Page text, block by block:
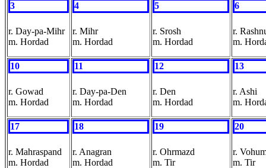
3
r. Day-pa-Mihr
m. Hordad
4
r. Mihr
m. Hordad
5
r. Srosh
m. Hordad
6
r.
m.
10
r. Gowad
m. Hordad
11
r. Day-pa-Den
m. Hordad
12
r. Den
m. Hordad
13
r. Ashi
m.
17
r. Mahraspand
m. Hordad
18
r. Anagran
m. Hordad
19
r. Ohrmazd
m. Tir
20
r.
m. Tir